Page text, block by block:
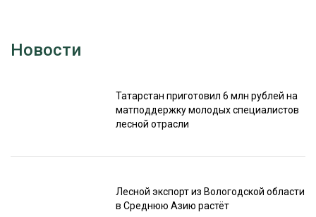
Новости
Татарстан приготовил 6 млн рублей на
матподдержку молодых специалистов
лесной отрасли
Лесной экспорт из Вологодской области
в Среднюю Азию растёт